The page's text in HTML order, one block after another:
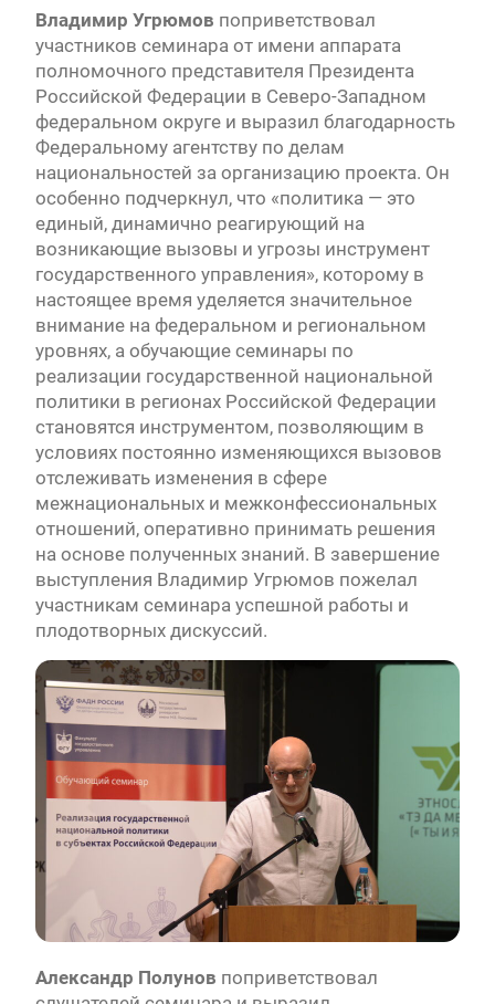
Владимир Угрюмов поприветствовал
участников семинара от имени аппарата
полномочного представителя Президента
Российской Федерации в Северо-Западном
федеральном округе и выразил благодарность
Федеральному агентству по делам
национальностей за организацию проекта. Он
особенно подчеркнул, что «политика — это
единый, динамично реагирующий на
возникающие вызовы и угрозы инструмент
государственного управления», которому в
настоящее время уделяется значительное
внимание на федеральном и региональном
уровнях, а обучающие семинары по
реализации государственной национальной
политики в регионах Российской Федерации
становятся инструментом, позволяющим в
условиях постоянно изменяющихся вызовов
отслеживать изменения в сфере
межнациональных и межконфессиональных
отношений, оперативно принимать решения
на основе полученных знаний. В завершение
выступления Владимир Угрюмов пожелал
участникам семинара успешной работы и
плодотворных дискуссий.
Александр Полунов поприветствовал